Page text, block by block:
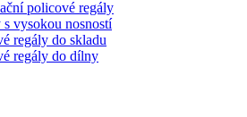
policové regály
s vysokou nosností
regály do skladu
regály do dílny